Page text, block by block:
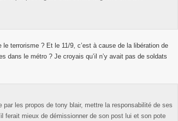
terrorisme ? Et le 11/9, c’est à cause de la libération de
dans le métro ? Je croyais qu’il n’y avait pas de soldats
les propos de tony blair, mettre la responsabilité de ses
ferait mieux de démissionner de son post lui et son pote